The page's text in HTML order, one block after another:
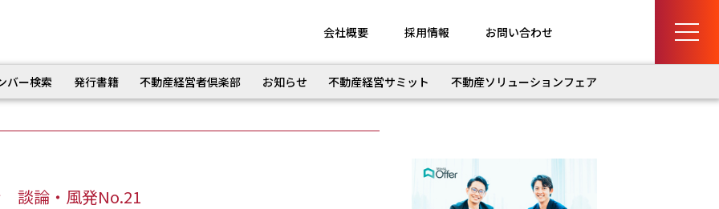
会社概要 採用情報 お問い合わせ
バー検索 発行書籍 不動産経営者倶楽部 お知らせ 不動産経営サミット 不動産ソリューションフェア
談論・風発No.21